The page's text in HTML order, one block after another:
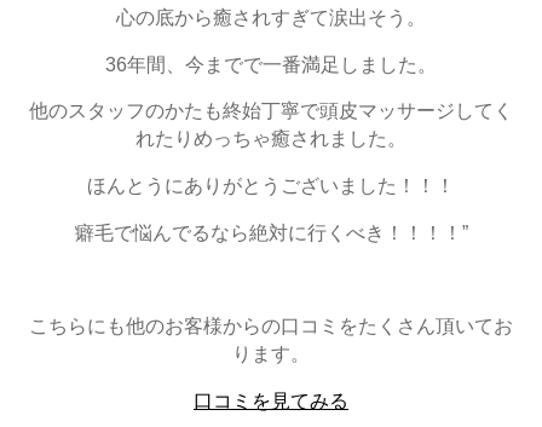
心の底から癒されすぎて涙出そう。
36年間、今までで一番満足しました。
他のスタッフのかたも終始丁寧で頭皮マッサージしてく
れたりめっちゃ癒されました。
ほんとうにありがとうございました！！！
癖毛で悩んでるなら絶対に行くべき！！！！”
こちらにも他のお客様からの口コミをたくさん頂いてお
ります。
口コミを見てみる